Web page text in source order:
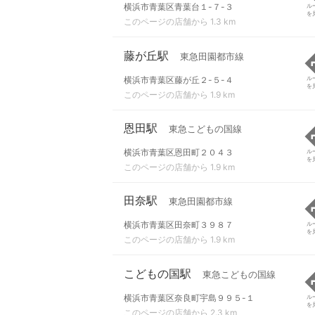
横浜市青葉区青葉台１-７-３
このページの店舗から 1.3 km
ル
を
藤が丘駅 東急田園都市線
横浜市青葉区藤が丘２-５-４
このページの店舗から 1.9 km
ル
を
恩田駅 東急こどもの国線
横浜市青葉区恩田町２０４３
このページの店舗から 1.9 km
ル
を
田奈駅 東急田園都市線
横浜市青葉区田奈町３９８７
このページの店舗から 1.9 km
ル
を
こどもの国駅 東急こどもの国線
横浜市青葉区奈良町宇島９９５-１
このページの店舗から 2.3 km
ル
を